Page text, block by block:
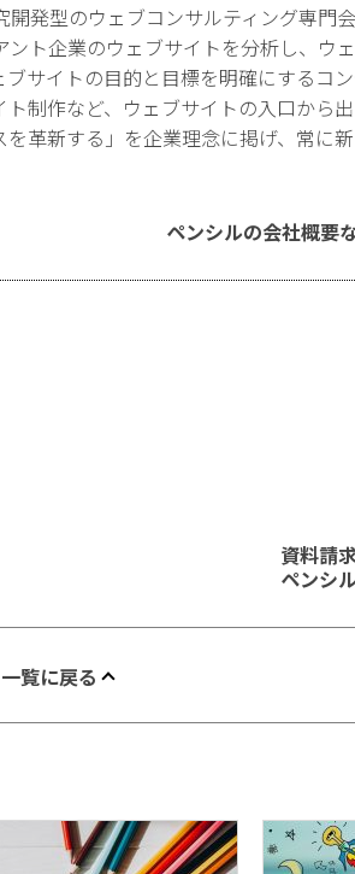
発型のウェブコンサルティング専門
ト企業のウェブサイトを分析し、ウ
サイトの目的と目標を明確にするコ
制作など、ウェブサイトの入口から
革新する」を企業理念に掲げ、常に
ペンシルの会社概要
資料請
ペンシ
一覧に戻る